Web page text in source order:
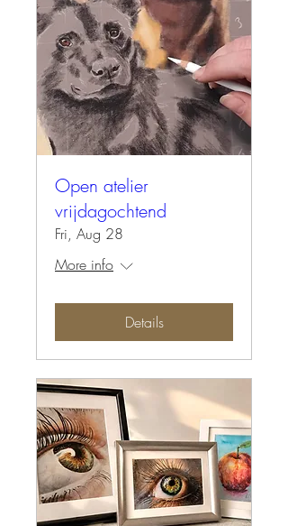
Open atelier
vrijdagochtend
Fri, Aug 28
More info
Details